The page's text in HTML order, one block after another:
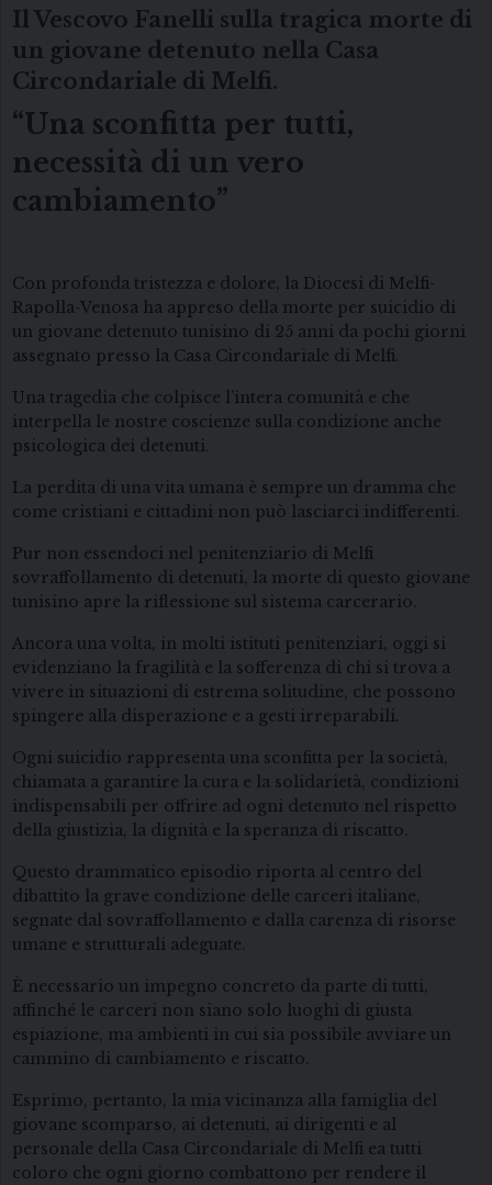
Il Vescovo Fanelli sulla tragica morte di
un giovane detenuto nella Casa
Circondariale di Melfi.
“Una sconfitta per tutti,
necessità di un vero
cambiamento”
Con profonda tristezza e dolore, la Diocesi di Melfi-
Rapolla-Venosa ha appreso della morte per suicidio di
un giovane detenuto tunisino di 25 anni da pochi giorni
assegnato presso la Casa Circondariale di Melfi.
Una tragedia che colpisce l’intera comunità e che
interpella le nostre coscienze sulla condizione anche
psicologica dei detenuti.
La perdita di una vita umana è sempre un dramma che
come cristiani e cittadini non può lasciarci indifferenti.
Pur non essendoci nel penitenziario di Melfi
sovraffollamento di detenuti, la morte di questo giovane
tunisino apre la riflessione sul sistema carcerario.
Ancora una volta, in molti istituti penitenziari, oggi si
evidenziano la fragilità e la sofferenza di chi si trova a
vivere in situazioni di estrema solitudine, che possono
spingere alla disperazione e a gesti irreparabili.
Ogni suicidio rappresenta una sconfitta per la società,
chiamata a garantire la cura e la solidarietà, condizioni
indispensabili per offrire ad ogni detenuto nel rispetto
della giustizia, la dignità e la speranza di riscatto.
Questo drammatico episodio riporta al centro del
dibattito la grave condizione delle carceri italiane,
segnate dal sovraffollamento e dalla carenza di risorse
umane e strutturali adeguate.
È necessario un impegno concreto da parte di tutti,
affinché le carceri non siano solo luoghi di giusta
espiazione, ma ambienti in cui sia possibile avviare un
cammino di cambiamento e riscatto.
Esprimo, pertanto, la mia vicinanza alla famiglia del
giovane scomparso, ai detenuti, ai dirigenti e al
personale della Casa Circondariale di Melfi ea tutti
coloro che ogni giorno combattono per rendere il